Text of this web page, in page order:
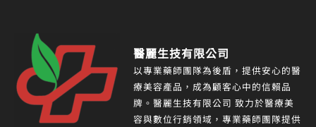
醫麗生技有限公司
以專業藥師團隊為後盾，提供安心的醫
療美容產品，成為顧客心中的信賴品
牌。醫麗生技有限公司 致力於醫療美
容與數位行銷領域，專業藥師團隊提供